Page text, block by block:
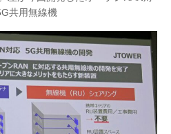
共用無線機